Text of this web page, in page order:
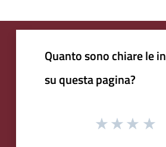
Quanto sono chiare le
su questa pagina?